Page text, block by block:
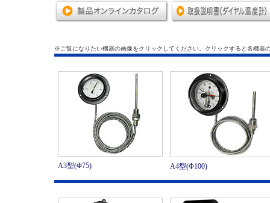
※ご覧になりたい機器の画像をクリックしてください。クリックすると各機器
A3型(Φ75) A4型(Φ100)